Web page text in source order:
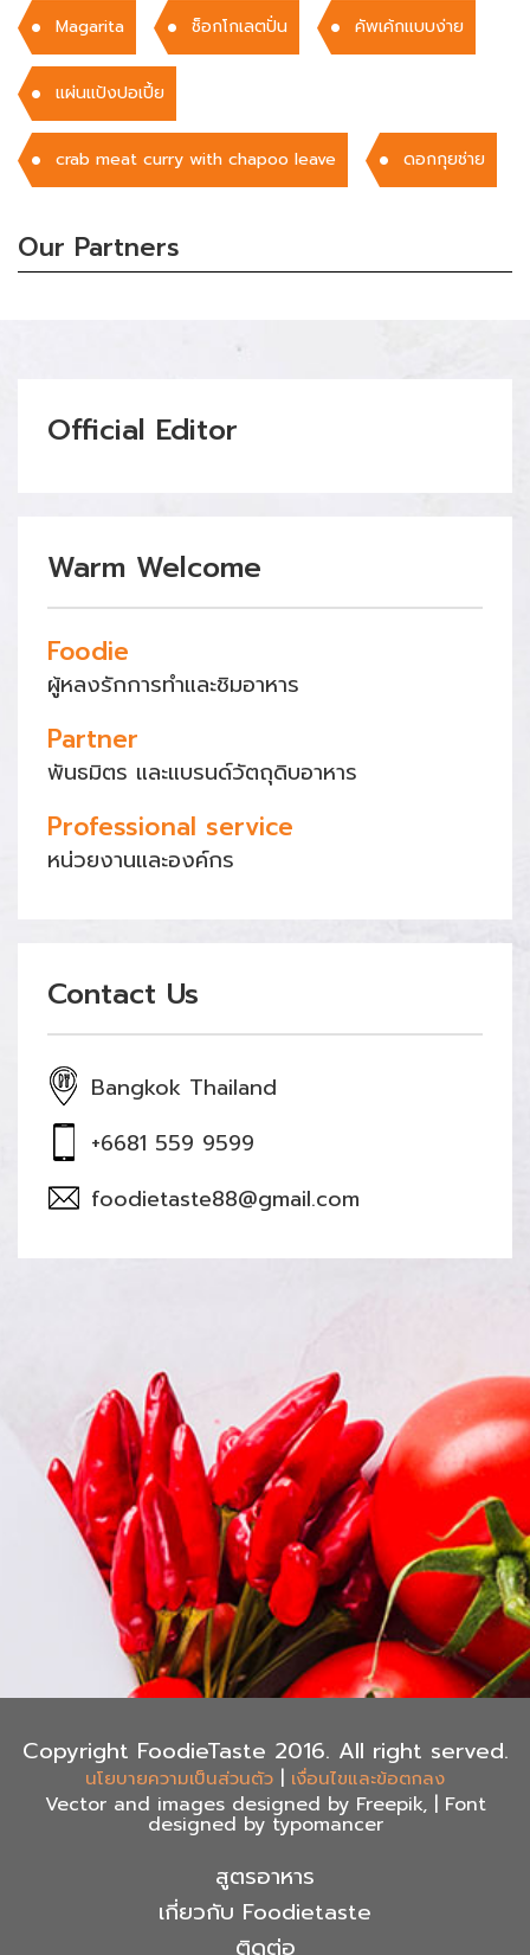
Magarita ช็อกโกเลตปั่น คัพเค้กเเบบง่าย
แผ่นแป้งปอเปี้ย
crab meat curry with chapoo leave ดอกกุยช่าย
Our Partners
Official Editor
Warm Welcome
Foodie
ผู้หลงรักการทำและชิมอาหาร
Partner
พันธมิตร และแบรนด์วัตถุดิบอาหาร
Professional service
หน่วยงานและองค์กร
Contact Us
Bangkok Thailand
+6681 559 9599
foodietaste88@gmail.com
Copyright FoodieTaste 2016. All right served.
นโยบายความเป็นส่วนตัว เงื่อนไขและข้อตกลง
Vector and images designed by Freepik, | Font
designed by typomancer
สูตรอาหาร
เกี่ยวกับ Foodietaste